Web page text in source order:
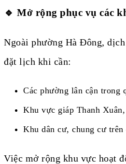
🔹 Mở rộng phục vụ các
Ngoài phường Hà Đông,
đặt lịch khi cần:
Các phường lân cận trong
Khu vực giáp Thanh
Khu dân cư, chung cư
Việc mở rộng khu vực hoạt